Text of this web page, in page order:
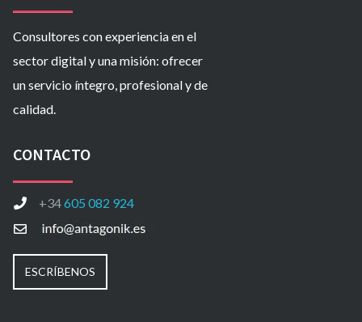
Consultores con experiencia en el
sector digital y una misión: ofrecer
un servicio íntegro, profesional y de
calidad.
CONTACTO
+34605 082 924
ESCRÍBENOS